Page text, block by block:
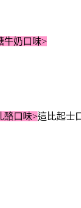
牛奶口味>
酪口味>這比起士